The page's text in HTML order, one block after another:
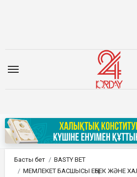
Басты бет
BASTY BET
МЕМЛЕКЕТ БАСШЫСЫ ЕҢБЕК ЖӘНЕ